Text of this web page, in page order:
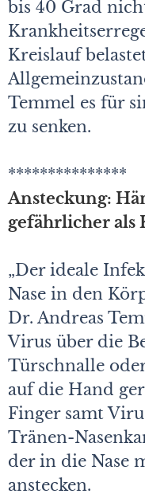
bis 40 Grad
Kreislauf
Temmel es für
zu senken.
***************
Ansteckung:
gefährlicher als
„Der ideale
Nase in den
Dr. Andreas
Virus über die
Türschnalle
auf die Hand
Finger samt
Tränen-
der in die Nase
anstecken.